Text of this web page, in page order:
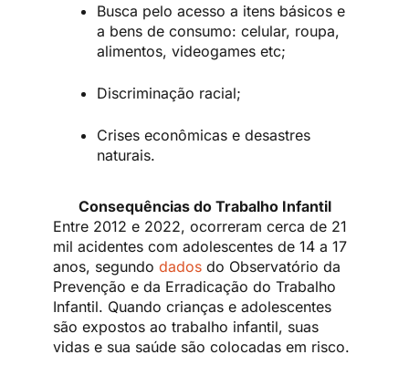
Busca pelo acesso a itens básicos e
a bens de consumo: celular, roupa,
alimentos, videogames etc;
Discriminação racial;
Crises econômicas e desastres
naturais.
Consequências do Trabalho Infantil
Entre 2012 e 2022, ocorreram cerca de 21
mil acidentes com adolescentes de 14 a 17
anos, segundodados do Observatório da
Prevenção e da Erradicação do Trabalho
Infantil. Quando crianças e adolescentes
são expostos ao trabalho infantil, suas
vidas e sua saúde são colocadas em risco.